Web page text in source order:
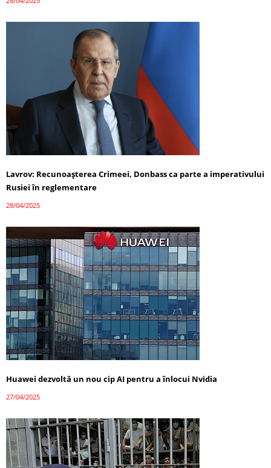
Lavrov: Recunoașterea Crimeei, Donbass ca parte a imperativului
Rusiei în reglementare
28/04/2025
Huawei dezvoltă un nou cip AI pentru a înlocui Nvidia
27/04/2025